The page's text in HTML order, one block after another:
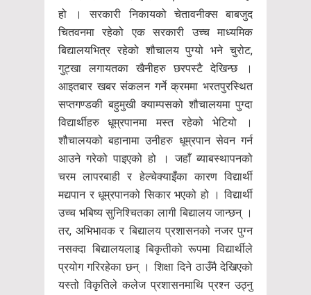
हो । सरकारी निकायको चेतावनीक्स बाबजुद
चितवनमा रहेको एक सरकारी उच्च माध्यमिक
बिद्यालयभित्र रहेको शौचालय पुग्यो भने चुरोट,
गुट्खा लगायतका खैनीहरु छरपस्टै देखिन्छ ।
आइतबार खबर संकलन गर्ने क्रममा भरतपुरस्थित
सप्तगण्डकी बहुमुखी क्याम्पसको शौचालयमा पुग्दा
विद्यार्थीहरु धूम्रपानमा मस्त रहेको भेटियो ।
शौचालयको बहानामा उनीहरु धूम्रपान सेवन गर्न
आउने गरेको पाइएको हो । जहाँ ब्याबस्थापनको
चरम लापरबाही र हेल्चेक्याइँका कारण विद्यार्थी
मद्यपान र धूम्रपानको सिकार भएको हो । विद्यार्थी
उच्च भबिष्य सुनिश्चितका लागी बिद्यालय जान्छन् ।
तर, अभिभावक र बिद्यालय प्रशासनको नजर पुग्न
नसक्दा बिद्यालयलाइ बिकृतीको रूपमा विद्यार्थीले
प्रयोग गरिरहेका छन् । शिक्षा दिने ठाउँमै देखिएको
यस्तो विकृतिले कलेज प्रशासनमाथि प्रश्न उठ्नु